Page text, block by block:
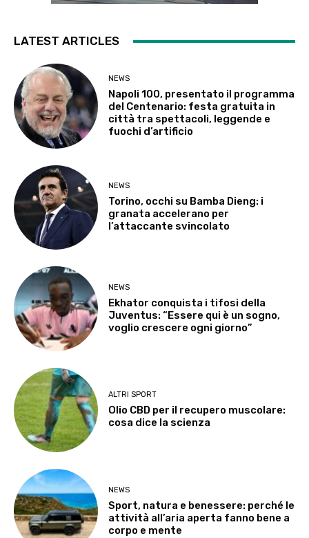
LATEST ARTICLES
NEWS
Napoli 100, presentato il programma
del Centenario: festa gratuita in
città tra spettacoli, leggende e
fuochi d’artificio
NEWS
Torino, occhi su Bamba Dieng: i
granata accelerano per
l’attaccante svincolato
NEWS
Ekhator conquista i tifosi della
Juventus: “Essere qui è un sogno,
voglio crescere ogni giorno”
ALTRI SPORT
Olio CBD per il recupero muscolare:
cosa dice la scienza
NEWS
Sport, natura e benessere: perché le
attività all’aria aperta fanno bene a
corpo e mente